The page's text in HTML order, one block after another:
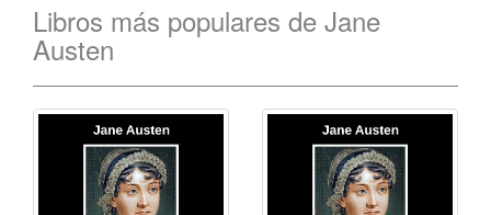
Libros más populares de Jane
Austen